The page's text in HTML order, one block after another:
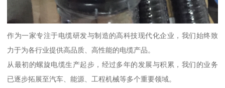
作为一家专注于电缆研发与制造的高科技现代化企业，我们始终致
力于为各行业提供高品质、高性能的电缆产品。
从最初的螺旋电缆生产起步，经过多年的发展与积累，我们的业务
已逐步拓展至汽车、能源、工程机械等多个重要领域。